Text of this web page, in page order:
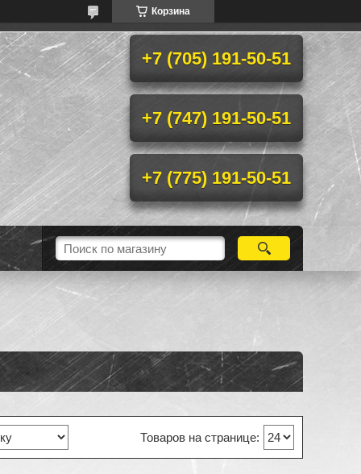
Корзина
+7 (705) 191-50-51
+7 (747) 191-50-51
+7 (775) 191-50-51